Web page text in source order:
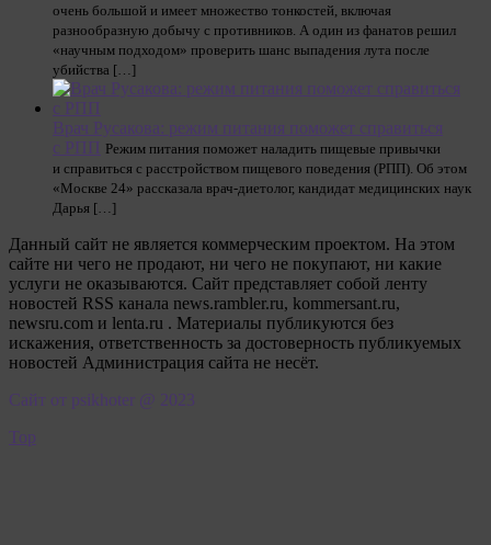
очень большой и имеет множество тонкостей, включая
разнообразную добычу с противников. А один из фанатов решил
«научным подходом» проверить шанс выпадения лута после
убийства […]
Врач Русакова: режим питания поможет справиться
с РПП Режим питания поможет наладить пищевые привычки
и справиться с расстройством пищевого поведения (РПП). Об этом
«Москве 24» рассказала врач-диетолог, кандидат медицинских наук
Дарья […]
Данный сайт не является коммерческим проектом. На этом
сайте ни чего не продают, ни чего не покупают, ни какие
услуги не оказываются. Сайт представляет собой ленту
новостей RSS канала news.rambler.ru, kommersant.ru,
newsru.com и lenta.ru . Материалы публикуются без
искажения, ответственность за достоверность публикуемых
новостей Администрация сайта не несёт.
Сайт от psikhoter @ 2023
Top